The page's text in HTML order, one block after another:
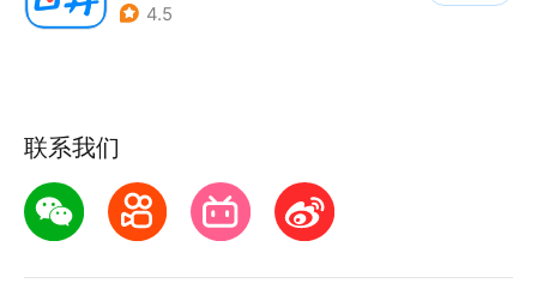
4.5
联系我们